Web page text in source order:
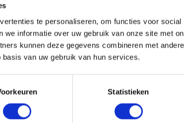
te personaliseren, om functies voor
we informatie over uw gebruik van onze site met
kunnen deze gegevens combineren met
van uw gebruik van hun services.
Statistieken